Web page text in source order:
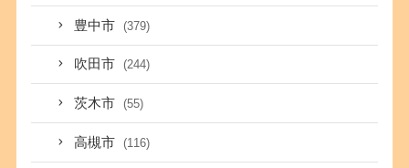
豊中市 (379)
吹田市 (244)
茨木市 (55)
高槻市 (116)